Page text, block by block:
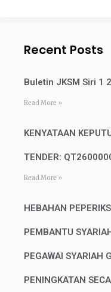
Recent Posts
Buletin JKSM Siri 1
Read More »
KENYATAAN
TENDER:
Read More »
HEBAHAN
PEMBANTU
PEGAWAI SYARIAH
PENINGKATAN